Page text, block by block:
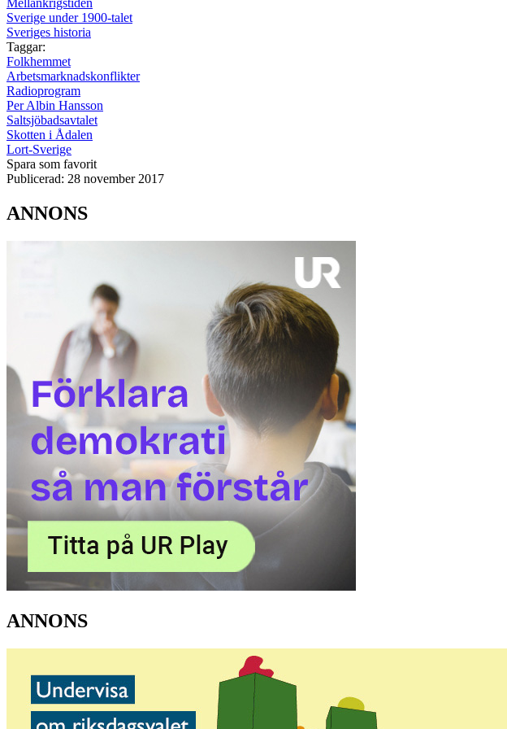
Mellankrigstiden
Sverige under 1900-talet
Sveriges historia
Taggar:
Folkhemmet
Arbetsmarknadskonflikter
Radioprogram
Per Albin Hansson
Saltsjöbadsavtalet
Skotten i Ådalen
Lort-Sverige
Spara som favorit
Publicerad: 28 november 2017
ANNONS
ANNONS